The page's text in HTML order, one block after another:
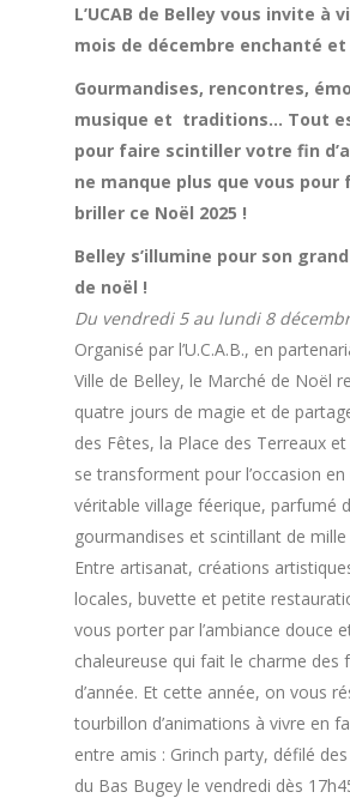
L’UCAB de Belley vous invite à
mois de décembre enchanté
Gourmandises, rencontres,
musique et traditions… Tout
pour faire scintiller votre fin
ne manque plus que vous pour
briller ce Noël 2025 !
Belley s’illumine pour son
de noël !
Du vendredi 5 au lundi 8
Organisé par l’U.C.A.B., en
Ville de Belley, le Marché de Noël
quatre jours de magie et de
des Fêtes, la Place des Terreaux et
se transforment pour l’occasion en
véritable village féerique, parfumé
gourmandises et scintillant de mille
Entre artisanat, créations
locales, buvette et petite
vous porter par l’ambiance douce
chaleureuse qui fait le charme des
d’année. Et cette année, on vous
tourbillon d’animations à vivre en
entre amis : Grinch party, défilé
du Bas Bugey le vendredi dès